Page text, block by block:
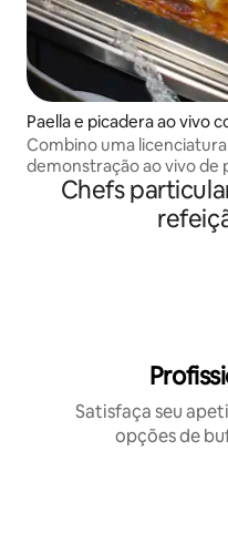
Paella e picadera ao vivo
Combino uma
demonstração ao vivo de
Chefs
Satisfaça seu
opções de